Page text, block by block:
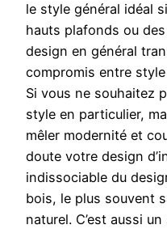
le style général idéal
hauts plafonds ou
design en général
compromis entre
Si vous ne souhaitez
style en particulier,
mêler modernité et
doute votre design
indissociable du
bois, le plus souvent
naturel. C’est aussi